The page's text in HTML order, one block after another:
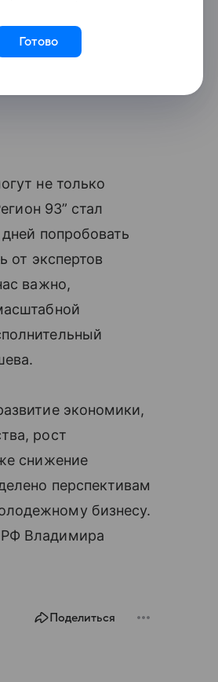
не только
93” стал
попробовать
от экспертов
важно,
экономики,
рост
снижение
перспективам
бизнесу.
РФ Владимира
Поделиться
Готово